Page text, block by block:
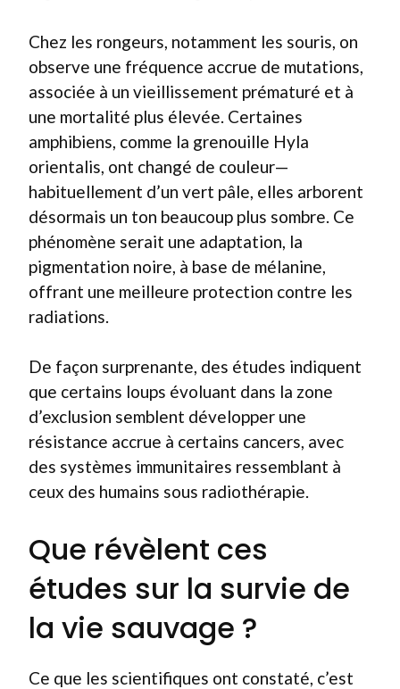
Chez les rongeurs, notamment les souris, on
observe une fréquence accrue de mutations,
associée à un vieillissement prématuré et à
une mortalité plus élevée. Certaines
amphibiens, comme la grenouille Hyla
orientalis, ont changé de couleur—
habituellement d’un vert pâle, elles arborent
désormais un ton beaucoup plus sombre. Ce
phénomène serait une adaptation, la
pigmentation noire, à base de mélanine,
offrant une meilleure protection contre les
radiations.
De façon surprenante, des études indiquent
que certains loups évoluant dans la zone
d’exclusion semblent développer une
résistance accrue à certains cancers, avec
des systèmes immunitaires ressemblant à
ceux des humains sous radiothérapie.
Que révèlent ces
études sur la survie de
la vie sauvage ?
Ce que les scientifiques ont constaté, c’est